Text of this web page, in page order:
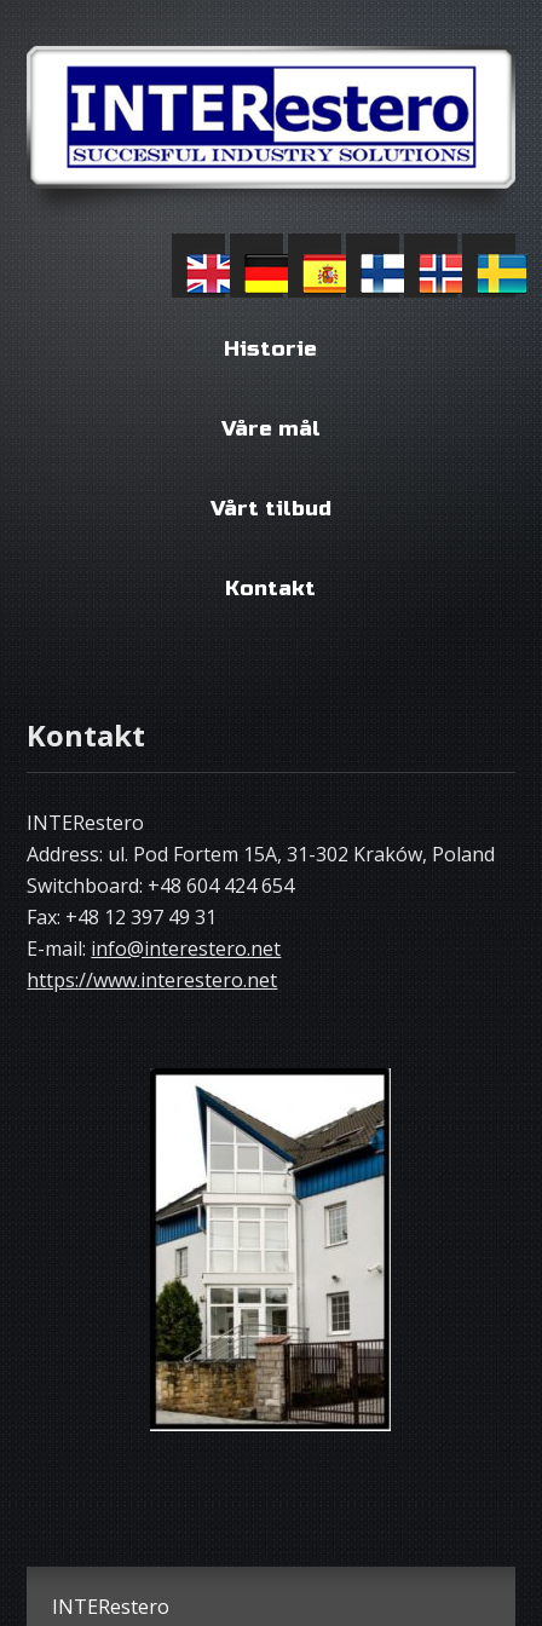
Historie
Våre mål
Vårt tilbud
Kontakt
Kontakt
INTERestero
Address: ul. Pod Fortem 15A, 31-302 Kraków, Poland
Switchboard: +48 604 424 654
Fax: +48 12 397 49 31
E-mail: info@interestero.net
https://www.interestero.net
INTERestero